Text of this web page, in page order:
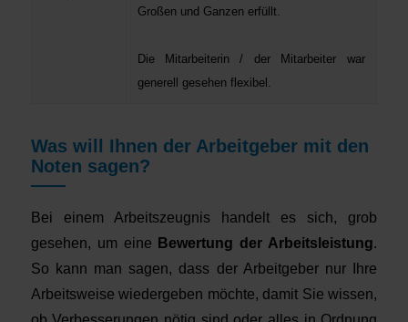
Großen und Ganzen erfüllt.
Die Mitarbeiterin / der Mitarbeiter war
generell gesehen flexibel.
Was will Ihnen der Arbeitgeber mit den
Noten sagen?
Bei einem Arbeitszeugnis handelt es sich, grob
gesehen, um eine Bewertung der Arbeitsleistung.
So kann man sagen, dass der Arbeitgeber nur Ihre
Arbeitsweise wiedergeben möchte, damit Sie wissen,